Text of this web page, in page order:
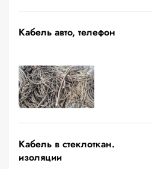
Кабель авто, телефон
Кабель в стеклоткан.
изоляции